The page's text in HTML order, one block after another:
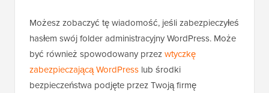
Możesz zobaczyć tę wiadomość, jeśli zabezpieczyłeś
hasłem swój folder administracyjny WordPress. Może
być również spowodowany przezwtyczkę
zabezpieczającą WordPress lub środki
bezpieczeństwa podjęte przez Twoją firmę